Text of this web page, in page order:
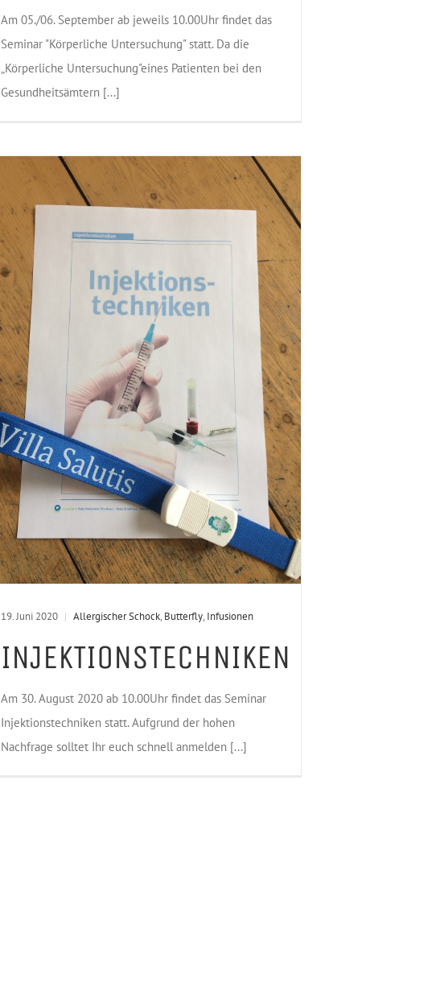
Am 05./06. September ab jeweils 10.00Uhr findet das
Seminar "Körperliche Untersuchung" statt. Da die
„Körperliche Untersuchung"eines Patienten bei den
Gesundheitsämtern [...]
19. Juni 2020 | Allergischer Schock, Butterfly, Infusionen
INJEKTIONSTECHNIKEN
Am 30. August 2020 ab 10.00Uhr findet das Seminar
Injektionstechniken statt. Aufgrund der hohen
Nachfrage solltet Ihr euch schnell anmelden [...]